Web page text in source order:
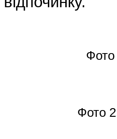
Фото
Фото